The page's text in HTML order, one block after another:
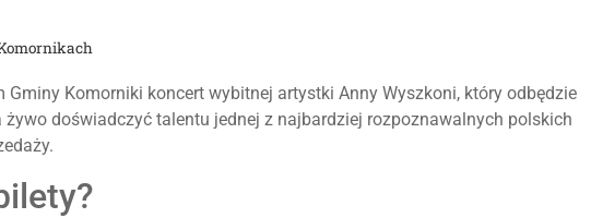
Komorniki koncert wybitnej artystki Anny Wyszkoni, który odbędzie
doświadczyć talentu jednej z najbardziej rozpoznawalnych polskich